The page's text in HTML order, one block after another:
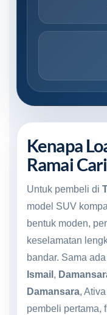
Kenapa
Ramai
Untuk pembeli di
model SUV
bentuk moden,
keselamatan
bandar. Sama
Ismail ,
Damansara,
pembeli pertama,